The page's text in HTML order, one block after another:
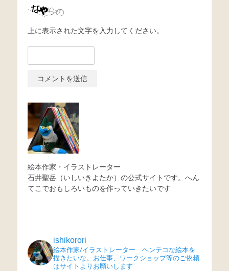
上に表示された文字を入力してください。
絵本作家・イラストレーター
石井聖岳（いしいきよたか）の公式サイトです。へん
てこでおもしろいものを作っていきたいです
ishikorori
絵本作家/イラストレーター ヘンテコな絵本を
描きたいな。お仕事、ワークショップ等のご依頼
はサイトよりお願いします